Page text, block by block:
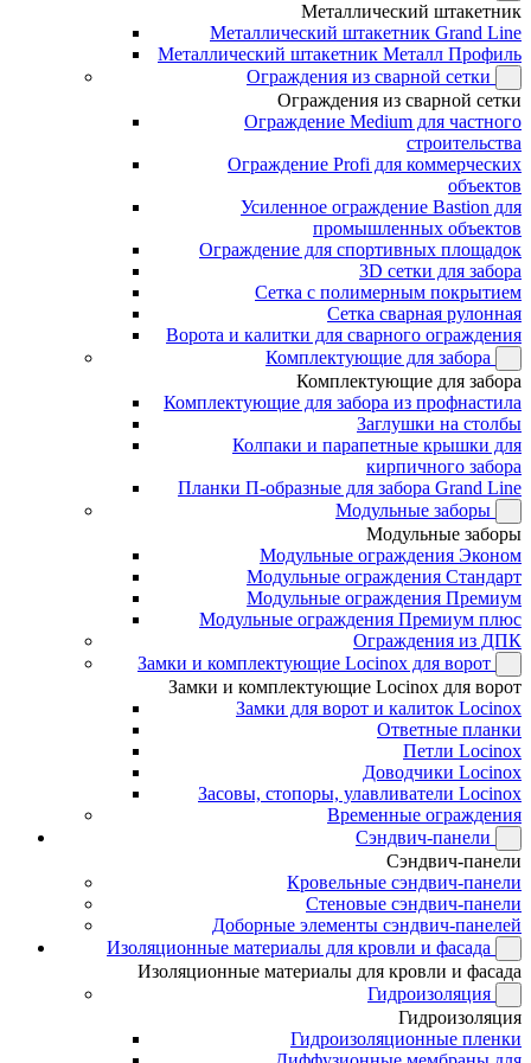
Металлический штакетник
Металлический штакетник Grand Line
Металлический штакетник Металл Профиль
Ограждения из сварной сетки
Ограждения из сварной сетки
Ограждение Medium для частного
строительства
Ограждение Profi для коммерческих
объектов
Усиленное ограждение Bastion для
промышленных объектов
Ограждение для спортивных площадок
3D сетки для забора
Сетка с полимерным покрытием
Сетка сварная рулонная
Ворота и калитки для сварного ограждения
Комплектующие для забора
Комплектующие для забора
Комплектующие для забора из профнастила
Заглушки на столбы
Колпаки и парапетные крышки для
кирпичного забора
Планки П-образные для забора Grand Line
Модульные заборы
Модульные заборы
Модульные ограждения Эконом
Модульные ограждения Стандарт
Модульные ограждения Премиум
Модульные ограждения Премиум плюс
Ограждения из ДПК
Замки и комплектующие Locinox для ворот
Замки и комплектующие Locinox для ворот
Замки для ворот и калиток Locinox
Ответные планки
Петли Locinox
Доводчики Locinox
Засовы, стопоры, улавливатели Locinox
Временные ограждения
Сэндвич-панели
Сэндвич-панели
Кровельные сэндвич-панели
Стеновые сэндвич-панели
Доборные элементы сэндвич-панелей
Изоляционные материалы для кровли и фасада
Изоляционные материалы для кровли и фасада
Гидроизоляция
Гидроизоляция
Гидроизоляционные пленки